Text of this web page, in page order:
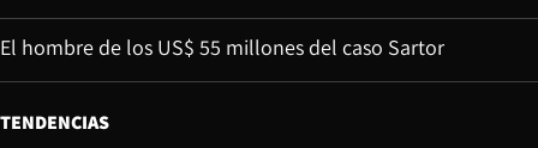
El hombre de los US$ 55 millones del caso Sartor
TENDENCIAS